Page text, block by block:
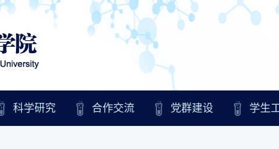
科学研究 合作交流 党群建设 学生